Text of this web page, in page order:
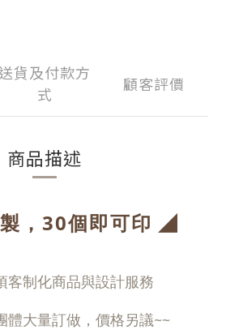
送貨及付款方
式
顧客評價
商品描述
，30個即可印 ◢
客制化商品與設計服務
體大量訂做，價格另議~~